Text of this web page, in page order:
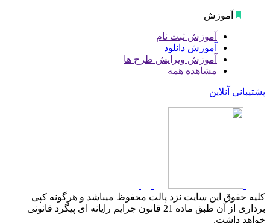
آموزش
آموزش ثبت نام
آموزش دانلود
آموزش ویرایش طرح ها
مشاهده همه
پشتیبانی آنلاین
کلیه حقوق این سایت نزد پالت محفوظ میباشد و هرگونه کپی
برداری از آن طبق ماده 21 قانون جرایم رایانه ای پیگرد قانونی
خواهد داشت.